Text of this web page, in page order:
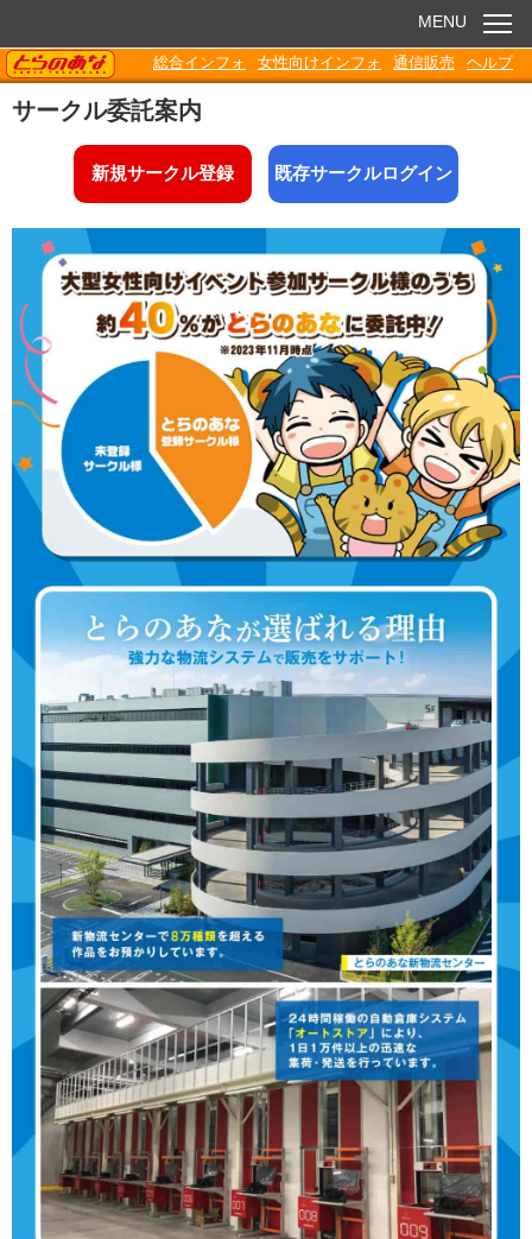
お知らせ
電子書籍
Q&A
各種ダウンロード
MENU
TORANOANA
総合インフォ 女性向けインフォ 通信販売 ヘルプ
サークル委託案内
新規サークル登録 既存サークルログイン